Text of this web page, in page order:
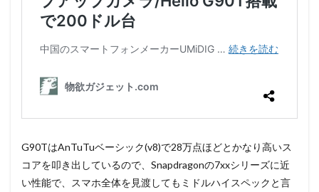
G90TはAnTuTuベーシック(v8)で28万点ほどとかなり高いス
コアを叩き出しているので、Snapdragonの7xxシリーズに近
い性能で、スマホ全体を見渡してもミドルハイスペックと言